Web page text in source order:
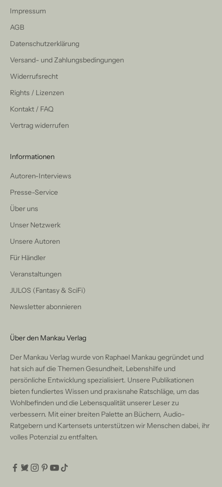
Impressum
AGB
Datenschutzerklärung
Versand- und Zahlungsbedingungen
Widerrufsrecht
Rights / Lizenzen
Kontakt / FAQ
Vertrag widerrufen
Informationen
Autoren-Interviews
Presse-Service
Über uns
Unser Netzwerk
Unsere Autoren
Für Händler
Veranstaltungen
JULOS (Fantasy & SciFi)
Newsletter abonnieren
Über den Mankau Verlag
Der Mankau Verlag wurde von Raphael Mankau gegründet und
hat sich auf die Themen Gesundheit, Lebenshilfe und
persönliche Entwicklung spezialisiert. Unsere Publikationen
bieten fundiertes Wissen und praxisnahe Ratschläge, um das
Wohlbefinden und die Lebensqualität unserer Leser zu
verbessern. Mit einer breiten Palette an Büchern, Audio-
Ratgebern und Kartensets unterstützen wir Menschen dabei, ihr
volles Potenzial zu entfalten.